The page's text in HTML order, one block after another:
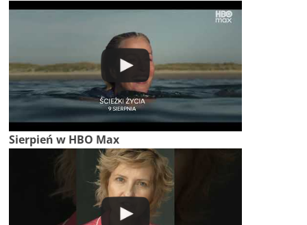
Sierpień w HBO Max